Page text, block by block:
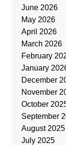
June 2026
May 2026
April 2026
March 2026
February
January
December
November
October
September
August 2025
July 2025